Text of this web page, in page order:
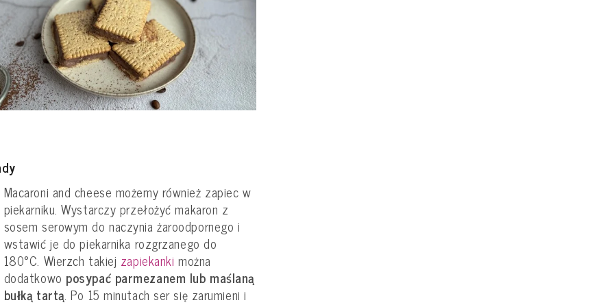
Macaroni and cheese możemy również zapiec w
piekarniku. Wystarczy przełożyć makaron z
sosem serowym do naczynia żaroodpornego i
wstawić je do piekarnika rozgrzanego do
180°C. Wierzch takiej zapiekanki można
dodatkowo posypać parmezanem lub maślaną
bułką tartą. Po 15 minutach ser się zarumieni i